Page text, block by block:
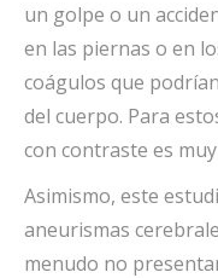
un golpe o un
en las piernas o en
coágulos que
del cuerpo. Para
con contraste es
Asimismo, este
aneurismas
menudo no